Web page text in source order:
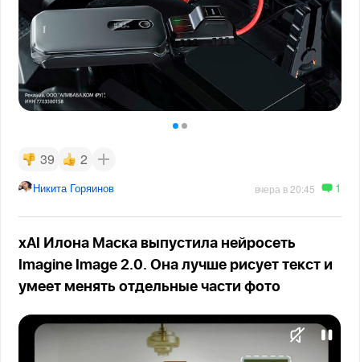
39 2
Никита Горяинов вчера в 20:45 1
xAI Илона Маска выпустила нейросеть
Imagine Image 2.0. Она лучше рисует текст и
умеет менять отдельные части фото